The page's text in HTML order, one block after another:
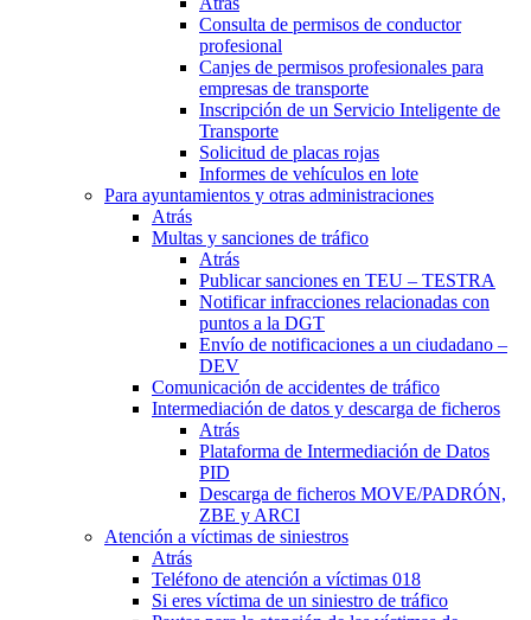
Consulta de permisos de conductor
profesional
Canjes de permisos profesionales para
empresas de transporte
Inscripción de un Servicio Inteligente de
Transporte
Solicitud de placas rojas
Informes de vehículos en lote
Para ayuntamientos y otras administraciones
Atrás
Multas y sanciones de tráfico
Atrás
Publicar sanciones en TEU – TESTRA
Notificar infracciones relacionadas con
puntos a la DGT
Envío de notificaciones a un ciudadano –
DEV
Comunicación de accidentes de tráfico
Intermediación de datos y descarga de ficheros
Atrás
Plataforma de Intermediación de Datos
PID
Descarga de ficheros MOVE/PADRÓN,
ZBE y ARCI
Atención a víctimas de siniestros
Atrás
Teléfono de atención a víctimas 018
Si eres víctima de un siniestro de tráfico